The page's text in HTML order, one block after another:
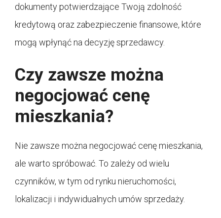
dokumenty potwierdzające Twoją zdolność
kredytową oraz zabezpieczenie finansowe, które
mogą wpłynąć na decyzję sprzedawcy.
Czy zawsze można
negocjować cenę
mieszkania?
Nie zawsze można negocjować cenę mieszkania,
ale warto spróbować. To zależy od wielu
czynników, w tym od rynku nieruchomości,
lokalizacji i indywidualnych umów sprzedaży.